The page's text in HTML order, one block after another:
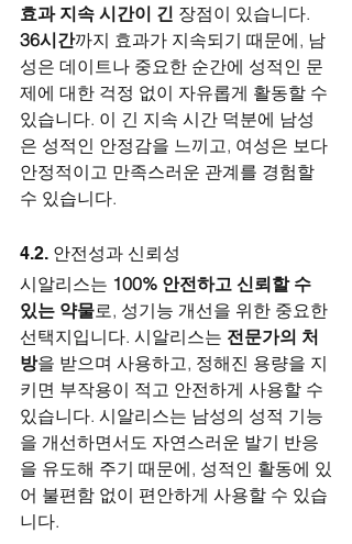
효과 지속 시간이 긴 장점이 있습니다.
36시간까지 효과가 지속되기 때문에, 남
성은 데이트나 중요한 순간에 성적인 문
제에 대한 걱정 없이 자유롭게 활동할 수
있습니다. 이 긴 지속 시간 덕분에 남성
은 성적인 안정감을 느끼고, 여성은 보다
안정적이고 만족스러운 관계를 경험할
수 있습니다.
4.2. 안전성과 신뢰성
시알리스는 100% 안전하고 신뢰할 수
있는 약물로, 성기능 개선을 위한 중요한
선택지입니다. 시알리스는 전문가의 처
방을 받으며 사용하고, 정해진 용량을 지
키면 부작용이 적고 안전하게 사용할 수
있습니다. 시알리스는 남성의 성적 기능
을 개선하면서도 자연스러운 발기 반응
을 유도해 주기 때문에, 성적인 활동에 있
어 불편함 없이 편안하게 사용할 수 있습
니다.